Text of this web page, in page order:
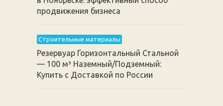
продвижения бизнеса
Строительные материалы
Резервуар Горизонтальный Стальной
— 100 м³ Наземный/Подземный:
Купить с Доставкой по России